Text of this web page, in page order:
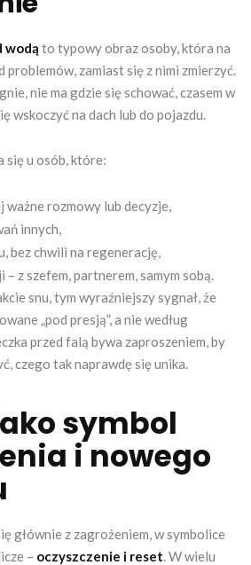
wodą to typowy obraz osoby, która na
problemów, zamiast się z nimi zmierzyć.
nie ma gdzie się schować, czasem w
wskoczyć na dach lub do pojazdu.
się u osób, które:
ważne rozmowy lub decyzje,
innych,
bez chwili na regenerację,
z szefem, partnerem, samym sobą.
snu, tym wyraźniejszy sygnał, że
„pod presją”, a nie według
przed falą bywa zaproszeniem, by
czego tak naprawdę się unika.
symbol
i nowego
głównie z zagrożeniem, w symbolice
– oczyszczenie i reset . W wielu